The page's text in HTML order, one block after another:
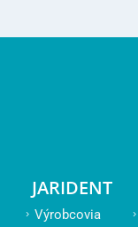
JARIDENT
Výrobcovia